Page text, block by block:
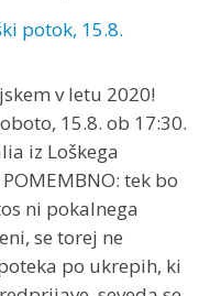
v letu 2020!
15.8. ob 17:30.
iz Loškega
tek bo
ni pokalnega
se torej ne
po ukrepih, ki